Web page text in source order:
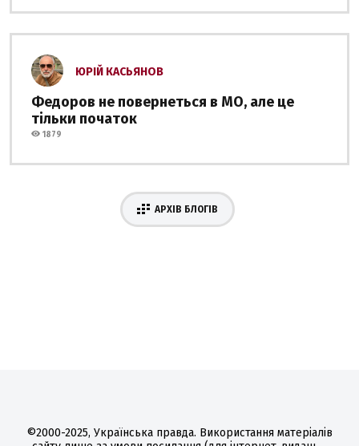
ЮРІЙ КАСЬЯНОВ
Федоров не повернеться в МО, але це
тільки початок
1879
АРХІВ БЛОГІВ
©2000-2025, Українська правда. Використання матеріалів